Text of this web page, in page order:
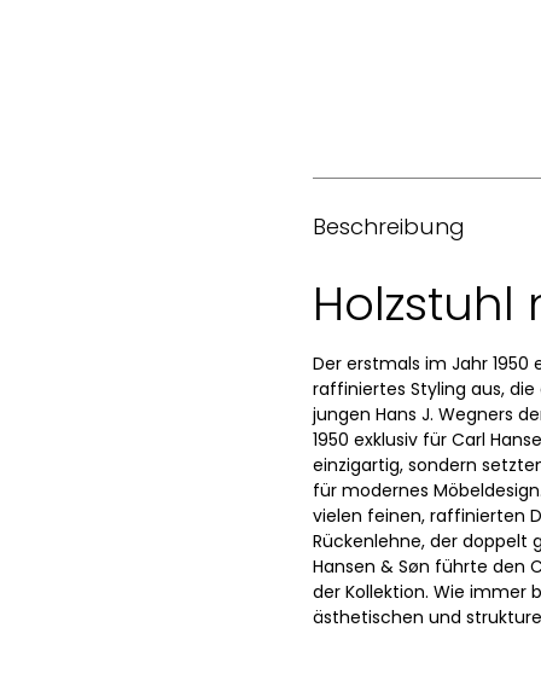
Beschreibung
Der erstmals im Jahr
raffiniertes Styling aus,
jungen Hans J. Wegners
1950 exklusiv für Carl
einzigartig, sondern
für modernes
vielen feinen, raffinierten
Rückenlehne, der doppelt
Hansen & Søn führte den
der Kollektion. Wie immer
ästhetischen und